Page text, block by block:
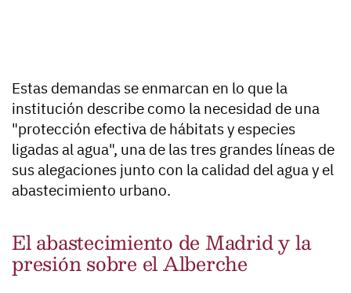
Estas demandas se enmarcan en lo que la
institución describe como la necesidad de una
"protección efectiva de hábitats y especies
ligadas al agua", una de las tres grandes líneas de
sus alegaciones junto con la calidad del agua y el
abastecimiento urbano.
El abastecimiento de Madrid y la
presión sobre el Alberche